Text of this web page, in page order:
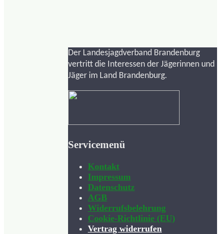
Der Landesjagdverband Brandenburg
vertritt die Interessen der Jägerinnen und
Jäger im Land Brandenburg.
Servicemenü
Kontakt
Impressum
Datenschutz
AGB
Widerrufsbelehrung
Cookie-Richtlinie (EU)
Vertrag widerrufen